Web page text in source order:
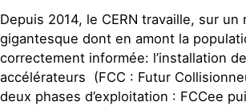
Depuis 2014, le CERN travaille, sur
gigantesque dont en amont la
correctement informée: l’installation
accélérateurs (FCC : Futur
deux phases d’exploitation : FCCee